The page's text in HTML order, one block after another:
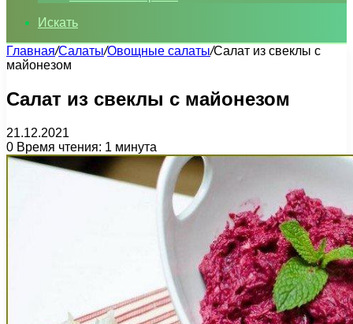
Искать
Главная/Салаты/Овощные салаты/Салат из свеклы с
майонезом
Салат из свеклы с майонезом
21.12.2021
0 Время чтения: 1 минута